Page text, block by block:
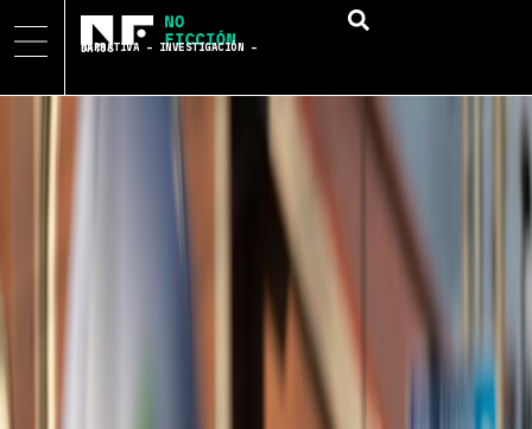
NARRATIVA – INVESTIGACIÓN – DATOS